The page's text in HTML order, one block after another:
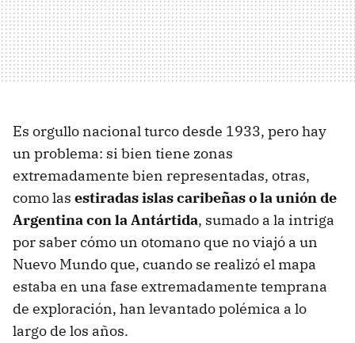
Es orgullo nacional turco desde 1933, pero hay
un problema: si bien tiene zonas
extremadamente bien representadas, otras,
como las estiradas islas caribeñas o la unión de
Argentina con la Antártida, sumado a la intriga
por saber cómo un otomano que no viajó a un
Nuevo Mundo que, cuando se realizó el mapa
estaba en una fase extremadamente temprana
de exploración, han levantado polémica a lo
largo de los años.